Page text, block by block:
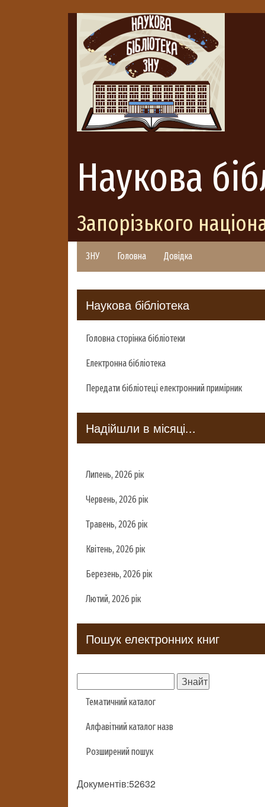
Наукова
Запорізького
ЗНУ Головна Довідка
Наукова бібліотека
Головна сторінка бібліотеки
Електронна бібліотека
Передати бібліотеці електронний примірник
Надійшли в місяці...
Липень, 2026 рік
Червень, 2026 рік
Травень, 2026 рік
Квітень, 2026 рік
Березень, 2026 рік
Лютий, 2026 рік
Пошук електронних книг
Тематичний каталог
Алфавітний каталог назв
Розширений пошук
Документів:52632